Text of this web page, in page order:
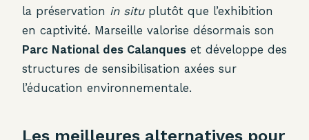
la préservation in situplutôt que l’exhibition
en captivité. Marseille valorise désormais son
Parc National des Calanques et développe des
structures de sensibilisation axées sur
l’éducation environnementale.
Les meilleures alternatives pour